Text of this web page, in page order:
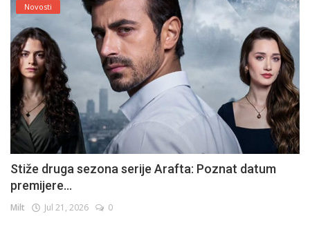
Novosti
Stiže druga sezona serije Arafta: Poznat datum
premijere...
Milt Jul 21, 2026 0